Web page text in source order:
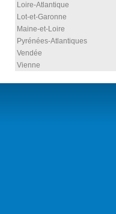
Loire-Atlantique
Lot-et-Garonne
Maine-et-Loire
Pyrénées-Atlantiques
Vendée
Vienne